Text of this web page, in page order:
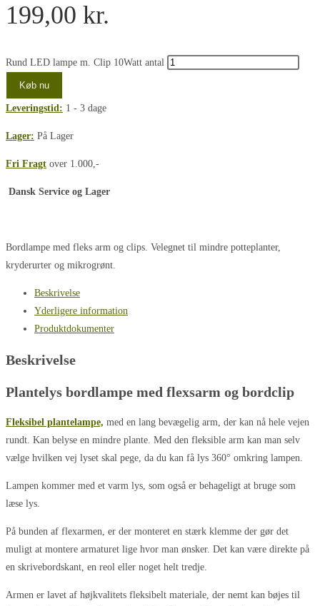
199,00 kr.
Rund LED lampe m. Clip 10Watt antal
Køb nu
Leveringstid: 1 - 3 dage
Lager: På Lager
Fri Fragt over 1.000,-
Dansk Service og Lager
Bordlampe med fleks arm og clips. Velegnet til mindre potteplanter,
kryderurter og mikrogrønt.
Beskrivelse
Yderligere information
Produktdokumenter
Beskrivelse
Plantelys bordlampe med flexsarm og bordclip
Fleksibel plantelampe, med en lang bevægelig arm, der kan nå hele vejen
rundt. Kan belyse en mindre plante. Med den fleksible arm kan man selv
vælge hvilken vej lyset skal pege, da du kan få lys 360° omkring lampen.
Lampen kommer med et varm lys, som også er behageligt at bruge som
læse lys.
På bunden af flexarmen, er der monteret en stærk klemme der gør det
muligt at montere armaturet lige hvor man ønsker. Det kan være direkte på
en skrivebordskant, en reol eller noget helt tredje.
Armen er lavet af højkvalitets fleksibelt materiale, der nemt kan bøjes til